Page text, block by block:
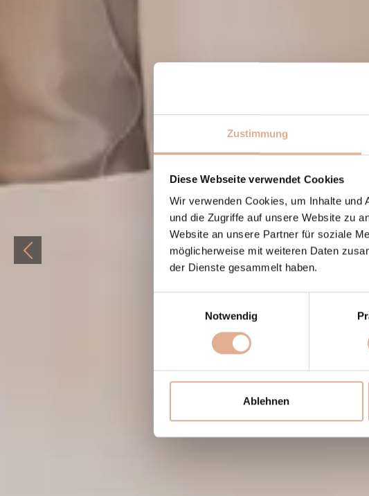
Zustimmung
Diese Webseite verwendet Cookies
Wir verwenden Cookies, um Inhalte und
und die Zugriffe auf unsere Website zu
Website an unsere Partner für soziale
möglicherweise mit weiteren Daten
der Dienste gesammelt haben.
Notwendig
Ablehnen